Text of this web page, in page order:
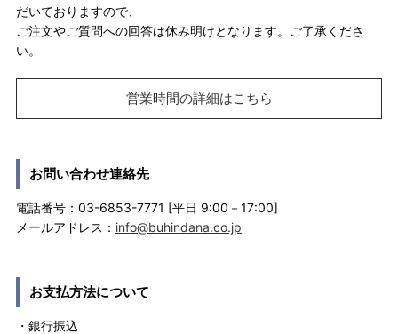
だいておりますので、
ご注文やご質問への回答は休み明けとなります。ご了承くださ
い。
営業時間の詳細はこちら
お問い合わせ連絡先
電話番号：03-6853-7771 [平日 9:00－17:00]
メールアドレス： info@buhindana.co.jp
お支払方法について
・銀行振込